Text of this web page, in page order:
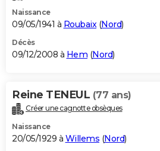
Naissance
09/05/1941 à Roubaix(Nord)
Décès
09/12/2008 à Hem (Nord)
Reine TENEUL (77 ans)
Créer une cagnotte obsèques
Naissance
20/05/1929 à Willems (Nord)